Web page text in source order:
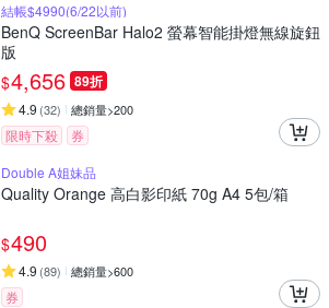
結帳$4990(6/22以前)
BenQ ScreenBar Halo2 螢幕智能掛燈無線旋鈕
版
$4,656 89折
4.9 (32) 總銷量>200
限時下殺
券
Double A姐妹品
Quality Orange 高白影印紙 70g A4 5包/箱
$490
4.9 (89) 總銷量>600
券